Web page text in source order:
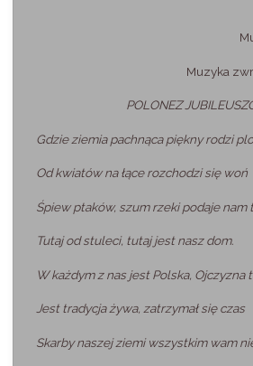
Muzyka
POLONEZ
Gdzie ziemia pachnąca piękny rodzi
Od kwiatów na łące rozchodzi się woń
Śpiew ptaków, szum rzeki podaje nam
Tutaj od stuleci, tutaj jest nasz dom.
W każdym z nas jest Polska, Ojczyzna
Jest tradycja żywa, zatrzymał się czas
Skarby naszej ziemi wszystkim wam